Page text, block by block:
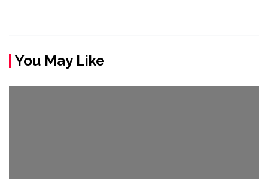
You May Like